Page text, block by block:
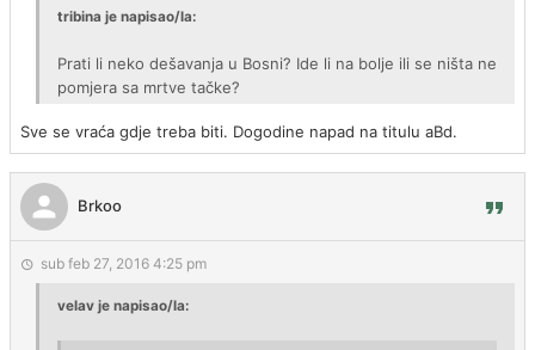
tribina je napisao/la:
Prati li neko dešavanja u Bosni? Ide li na bolje ili se ništa ne
pomjera sa mrtve tačke?
Sve se vraća gdje treba biti. Dogodine napad na titulu aBd.
Brkoo
sub feb 27, 2016 4:25 pm
velav je napisao/la: